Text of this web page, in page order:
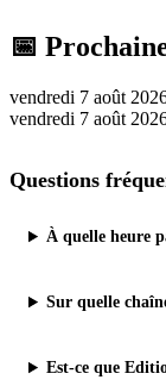
📅
vendredi 7 août
vendredi 7 août
Questions
À quelle heure
Sur quelle
Est-ce que